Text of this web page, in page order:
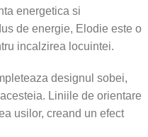
energetica si
de energie, Elodie este o
incalzirea locuintei.
designul sobei,
Liniile de orientare
usilor, creand un efect